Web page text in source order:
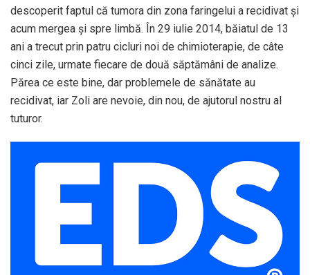
descoperit faptul că tumora din zona faringelui a recidivat și
acum mergea și spre limbă. În 29 iulie 2014, băiatul de 13
ani a trecut prin patru cicluri noi de chimioterapie, de câte
cinci zile, urmate fiecare de două săptămâni de analize.
Părea ce este bine, dar problemele de sănătate au
recidivat, iar Zoli are nevoie, din nou, de ajutorul nostru al
tuturor.